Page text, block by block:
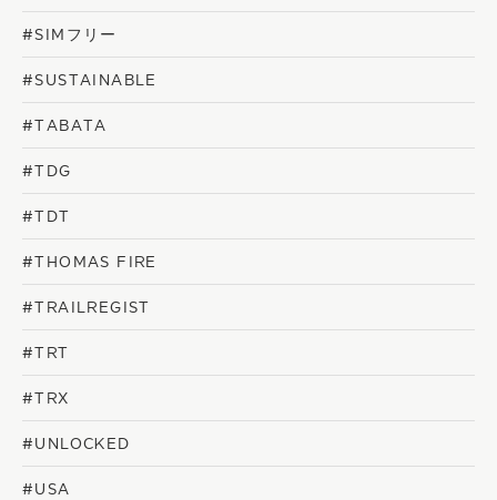
#SIMフリー
#SUSTAINABLE
#TABATA
#TDG
#TDT
#THOMAS FIRE
#TRAILREGIST
#TRT
#TRX
#UNLOCKED
#USA